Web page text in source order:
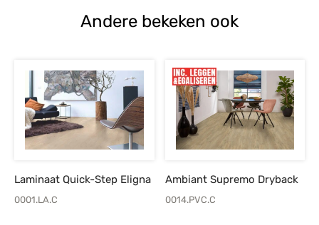
Andere bekeken ook
Laminaat Quick-Step Eligna
0001.LA.C
Ambiant Supremo Dryback
0014.PVC.C